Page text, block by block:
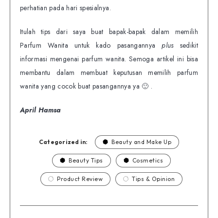
perhatian pada hari spesialnya.
Itulah tips dari saya buat bapak-bapak dalam memilih
Parfum Wanita untuk kado pasangannyaplussedikit
informasi mengenai parfum wanita. Semoga artikel ini bisa
membantu dalam membuat keputusan memilih parfum
wanita yang cocok buat pasangannya ya 🙂 .
April Hamsa
Categorized in: Beauty and Make Up
Beauty Tips Cosmetics
Product Review Tips & Opinion